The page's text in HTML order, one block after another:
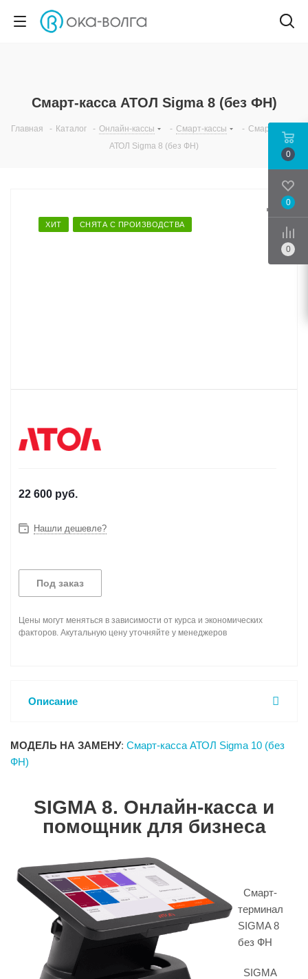
Смарт-касса АТОЛ Sigma 8 (без ФН)
Главная - Каталог - Онлайн-кассы - Смарт-кассы - Смарт-касса
АТОЛ Sigma 8 (без ФН)
ХИТ СНЯТА С ПРОИЗВОДСТВА
22 600 руб.
Нашли дешевле?
Под заказ
Цены могут меняться в зависимости от курса и экономических
факторов. Акутальную цену уточняйте у менеджеров
Описание
МОДЕЛЬ НА ЗАМЕНУ: Смарт-касса АТОЛ Sigma 10 (без
ФН)
SIGMA 8. Онлайн-касса и
помощник для бизнеса
Смарт-
терминал
SIGMA 8
без ФН
SIGMA
0
0
0